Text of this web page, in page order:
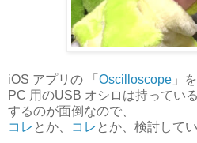
iOS アプリの 「 Oscilloscope 」
PC 用のUSB オシロは持ってい
するのが面倒なので、
コレ とか、 コレ とか、検討して